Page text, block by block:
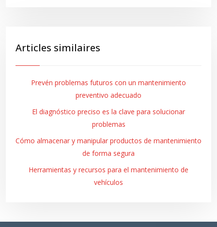
Articles similaires
Prevén problemas futuros con un mantenimiento
preventivo adecuado
El diagnóstico preciso es la clave para solucionar
problemas
Cómo almacenar y manipular productos de mantenimiento
de forma segura
Herramientas y recursos para el mantenimiento de
vehículos